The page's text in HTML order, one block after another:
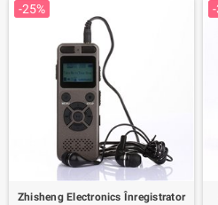
-25%
Zhisheng Electronics Înregistrator